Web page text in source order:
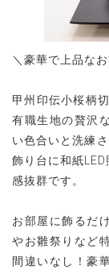
＼豪華で上品な
甲州印伝小桜柄
有職生地の贅沢
い色合いと洗練
飾り台に和紙
感抜群です。
お部屋に飾るだ
やお雛祭りなど
間違いなし！豪